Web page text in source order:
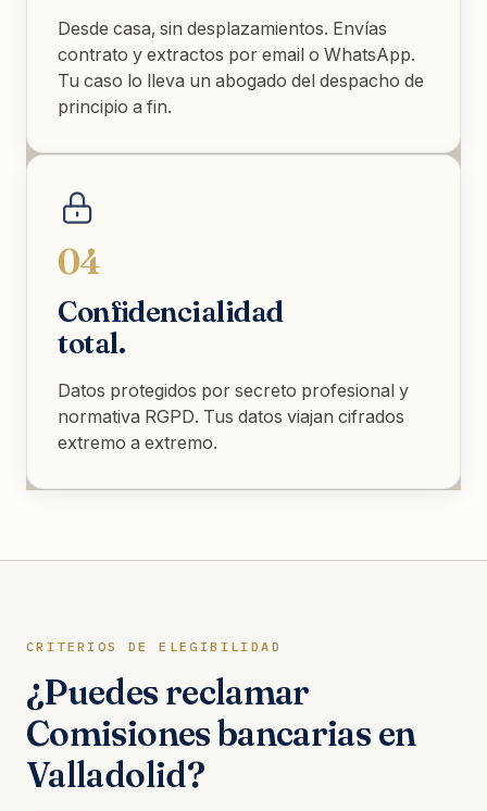
Desde casa, sin desplazamientos. Envías
contrato y extractos por email o WhatsApp.
Tu caso lo lleva un abogado del despacho de
principio a fin.
04
Confidencialidad
total.
Datos protegidos por secreto profesional y
normativa RGPD. Tus datos viajan cifrados
extremo a extremo.
CRITERIOS DE ELEGIBILIDAD
¿Puedes reclamar
Comisiones bancarias en
Valladolid?